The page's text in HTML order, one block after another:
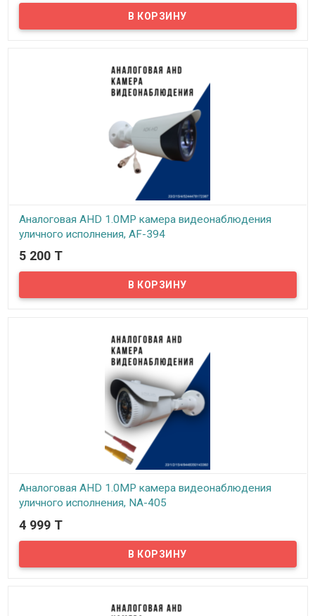
Предлагаем бюджетные аналоговые AHD 1Mpx камеры
видеонаблюдения уличного исполнения, модель EA-606!
Аналоговая AHD 1.0MP камера видеонаблюдения
уличного исполнения, AF-394
В наличии
Предлагаем бюджетные аналоговые AHD 1Mpx камеры
видеонаблюдения уличного исполнения, модель AF-394!
5 200 T
Аналоговая AHD 1.0MP камера видеонаблюдения
уличного исполнения, NA-405
В наличии
Предлагаем бюджетные аналоговые AHD 1Mpx камеры
видеонаблюдения уличного исполнения, модель NA-405!
4 999 T